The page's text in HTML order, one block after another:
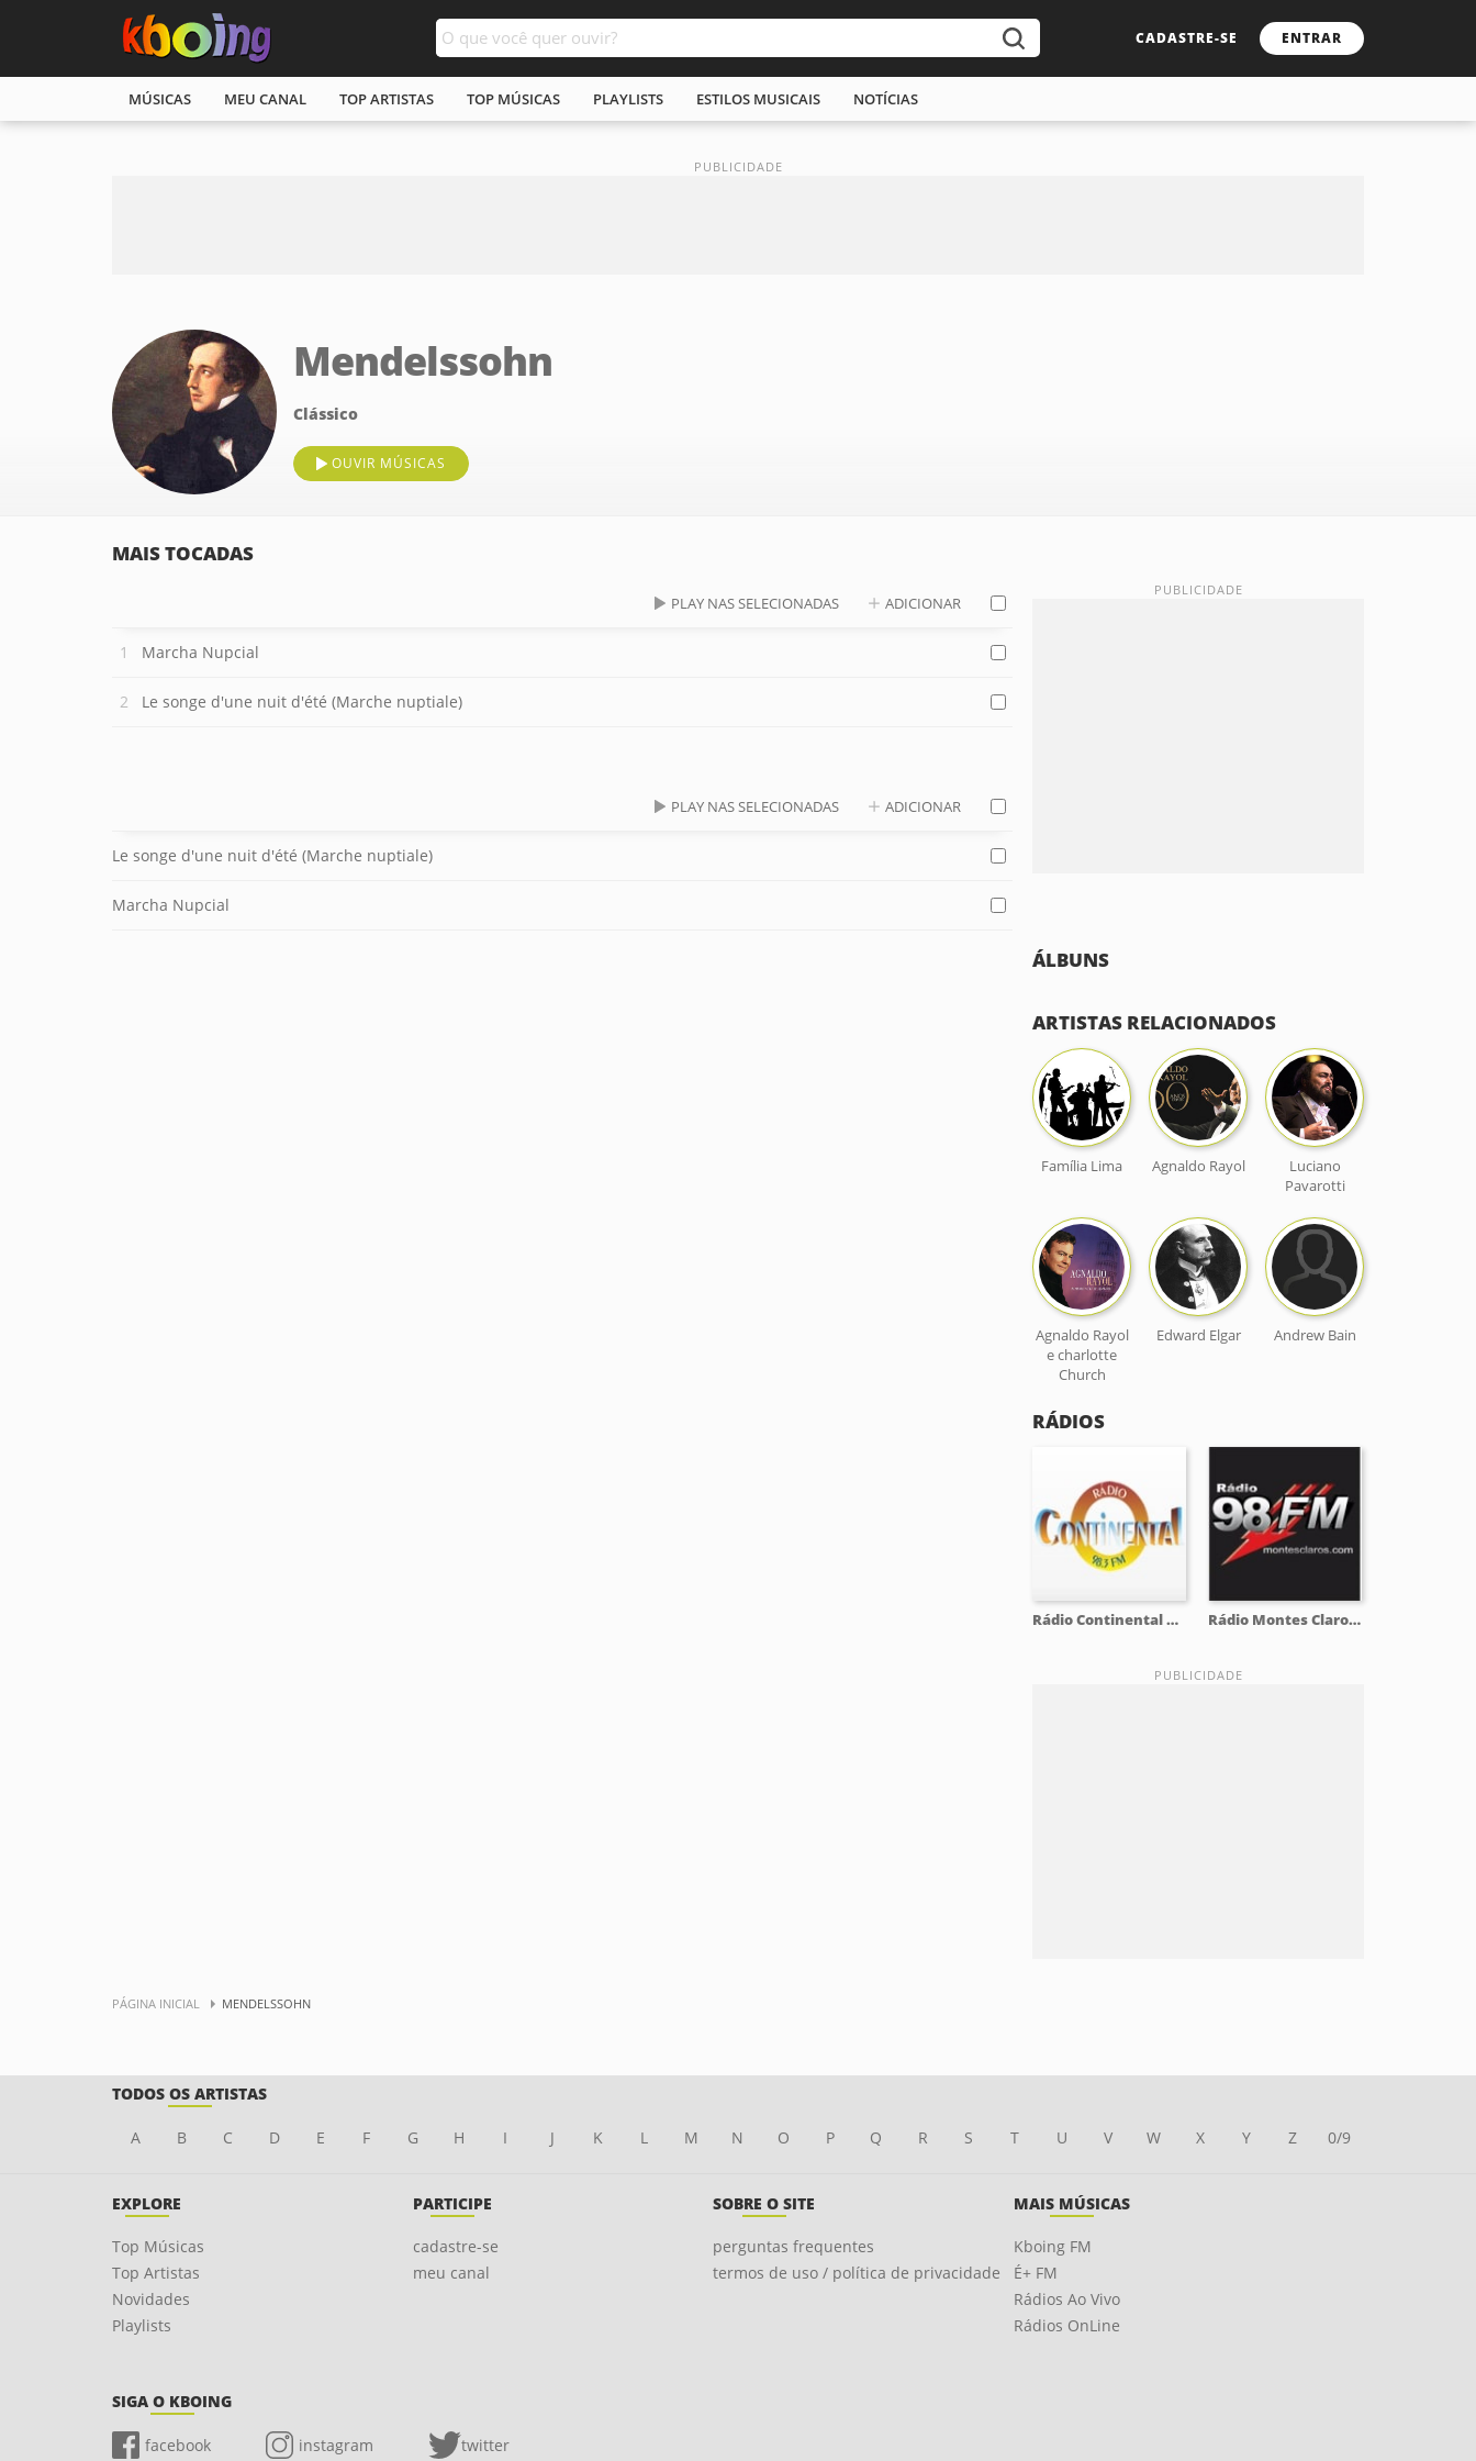
CADASTRE-SE ENTRAR
MÚSICAS MEU CANAL TOP ARTISTAS TOP MÚSICAS PLAYLISTS ESTILOS MUSICAIS NOTÍCIAS
Mendelssohn
Clássico
OUVIR MÚSICAS
MAIS TOCADAS
PLAY NAS SELECIONADAS ADICIONAR
Marcha Nupcial
Le songe d'une nuit d'été (Marche nuptiale)
PLAY NAS SELECIONADAS ADICIONAR
Le songe d'une nuit d'été (Marche nuptiale)
Marcha Nupcial
ÁLBUNS
ARTISTAS RELACIONADOS
Família Lima Agnaldo Rayol
Luciano
Pavarotti
Agnaldo Rayol
e charlotte
Church
Edward Elgar Andrew Bain
RÁDIOS
Rádio Continental 98.3 FM Rádio Montes Claros 98.9 FM
PÁGINA INICIAL MENDELSSOHN
TODOS OS ARTISTAS
A B C D E F G H I J K L M N O P Q R S T U V W X Y Z 0/9
EXPLORE
Top Músicas
Top Artistas
Novidades
Playlists
PARTICIPE
cadastre-se
meu canal
SOBRE O SITE
perguntas frequentes
termos de uso / política de privacidade
MAIS MÚSICAS
Kboing FM
É+ FM
Rádios Ao Vivo
Rádios OnLine
SIGA O KBOING
facebook instagram twitter